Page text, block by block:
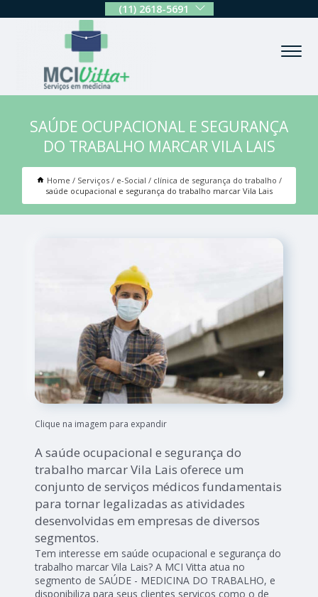
(11) 2618-5691
SAÚDE OCUPACIONAL E SEGURANÇA
DO TRABALHO MARCAR VILA LAIS
Home Serviços e-Social
clínica de segurança do trabalho
saúde ocupacional e segurança do trabalho marcar Vila Lais
Clique na imagem para expandir
A saúde ocupacional e segurança do
trabalho marcar Vila Lais oferece um
conjunto de serviços médicos fundamentais
para tornar legalizadas as atividades
desenvolvidas em empresas de diversos
segmentos.
Tem interesse em saúde ocupacional e segurança do
trabalho marcar Vila Lais? A MCI Vitta atua no
segmento de SAÚDE - MEDICINA DO TRABALHO, e
disponibiliza para seus clientes serviços como o de